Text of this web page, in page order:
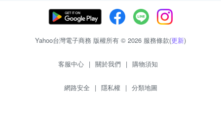
Yahoo台灣電子商務 版權所有 © 2026 服務條款(更新)
客服中心 | 關於我們 | 購物須知
網路安全 | 隱私權 | 分類地圖